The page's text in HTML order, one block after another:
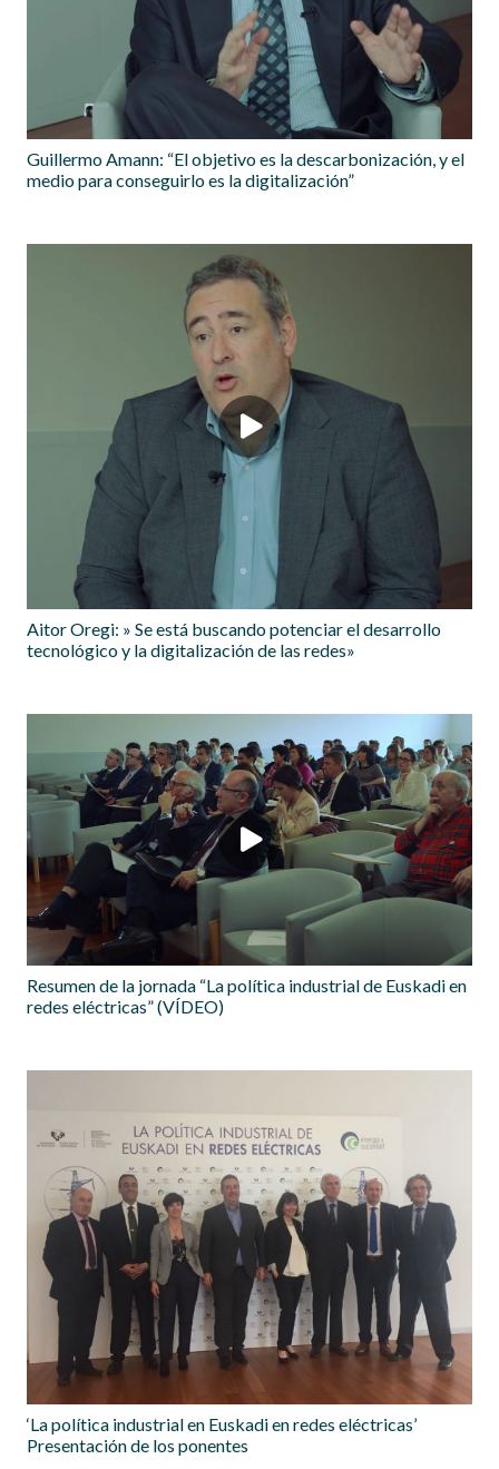
Guillermo Amann: “El objetivo es la descarbonización, y el
medio para conseguirlo es la digitalización”
Aitor Oregi: » Se está buscando potenciar el desarrollo
tecnológico y la digitalización de las redes»
Resumen de la jornada “La política industrial de Euskadi en
redes eléctricas” (VÍDEO)
‘La política industrial en Euskadi en redes eléctricas’
Presentación de los ponentes